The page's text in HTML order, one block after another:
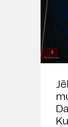
un
daži